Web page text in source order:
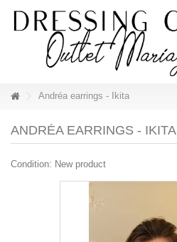
Andréa earrings - Ikita
ANDRÉA EARRINGS - IKITA
Condition: New product